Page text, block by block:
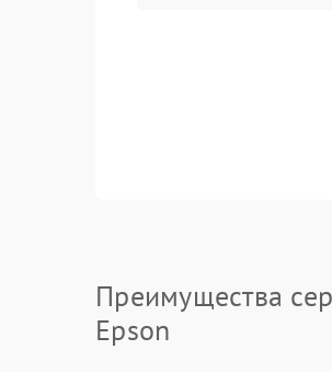
Преимущества
Epson